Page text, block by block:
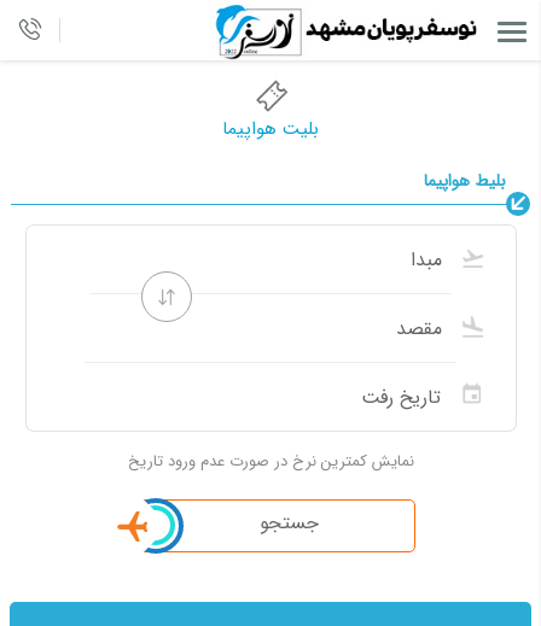
بلیت هواپیما
بلیط هواپیما
نمایش کمترین نرخ در صورت عدم ورود تاریخ
جستجو